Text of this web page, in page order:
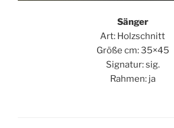
Sänger
Art: Holzschnitt
Größe cm: 35×45
Signatur: sig.
Rahmen: ja